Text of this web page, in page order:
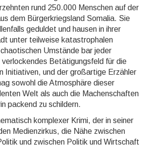
rund 250.000 Menschen auf der
dem Bürger­kriegs­land Somalia. Sie
geduldet und hausen in ihrer
unter teilweise katastro­phalen
Umstände bar jeder
verlocken­des Betä­tigungs­feld für die
Initiativen, und der großartige Erzähler
sowohl die Atmosphäre dieser
Welt als auch die Machen­schaften
packend zu schildern.
komplexer Krimi, der in seiner
Medien­zirkus, die Nähe zwischen
und zwischen Politik und Wirtschaft